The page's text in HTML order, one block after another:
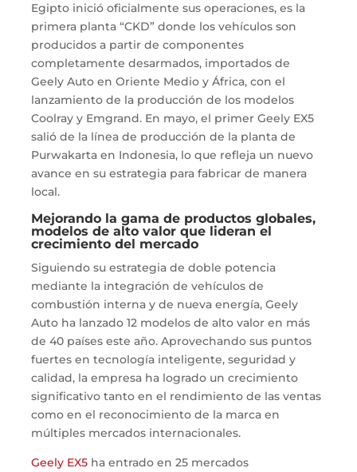
Egipto inició oficialmente sus operaciones, es la
primera planta “CKD” donde los vehículos son
producidos a partir de componentes
completamente desarmados, importados de
Geely Auto en Oriente Medio y África, con el
lanzamiento de la producción de los modelos
Coolray y Emgrand. En mayo, el primer Geely EX5
salió de la línea de producción de la planta de
Purwakarta en Indonesia, lo que refleja un nuevo
avance en su estrategia para fabricar de manera
local.
Mejorando la gama de productos globales,
modelos de alto valor que lideran el
crecimiento del mercado
Siguiendo su estrategia de doble potencia
mediante la integración de vehículos de
combustión interna y de nueva energía, Geely
Auto ha lanzado 12 modelos de alto valor en más
de 40 países este año. Aprovechando sus puntos
fuertes en tecnología inteligente, seguridad y
calidad, la empresa ha logrado un crecimiento
significativo tanto en el rendimiento de las ventas
como en el reconocimiento de la marca en
múltiples mercados internacionales.
Geely EX5 ha entrado en 25 mercados